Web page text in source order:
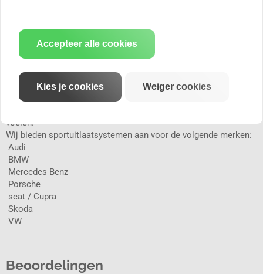
/ RACE-versie.
FABRICAGE VOOR VEELEISENDE MENSEN
Bij Eisenmann Exhaust Systems wordt elk product traditioneel
met de hand gemaakt en op maat gemaakt. Hierdoor kunnen wij
onze klanten tal van mogelijkheden bieden, afhankelijk van hun
persoonlijke wensen en voertuig. Wij leveren altijd een uniek
voelen.
Wij bieden sportuitlaatsystemen aan voor de volgende merken:
 Audi
 BMW
 Mercedes Benz
 Porsche
 seat / Cupra
 Skoda
 VW
Beoordelingen
Accepteer alle cookies
Kies je cookies Weiger cookies